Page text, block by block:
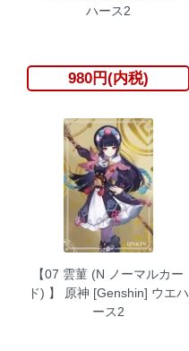
ハース2
980円(内税)
【07 雲菫 (N ノーマルカー
ド) 】 原神 [Genshin] ウエハ
ース2